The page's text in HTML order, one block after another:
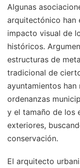
Algunas
arquitectónico han
impacto visual de
históricos.
estructuras de
tradicional de
ayuntamientos
ordenanzas
y el tamaño de los
exteriores,
conservación.
El arquitecto